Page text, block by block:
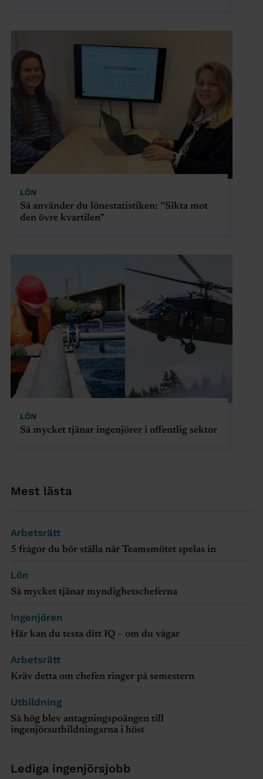
Mest lästa
Arbetsrätt
5 frågor du bör ställa när Teamsmötet spelas in
Lön
Så mycket tjänar myndighetscheferna
Ingenjören
Här kan du testa ditt IQ – om du vågar
Arbetsrätt
Kräv detta om chefen ringer på semestern
Utbildning
Så hög blev antagningspoängen till
ingenjörsutbildningarna i höst
Lediga ingenjörsjobb
LÖN
Så använder du lönestatistiken: ”Sikta mot
den övre kvartilen”
LÖN
Så mycket tjänar ingenjörer i offentlig sektor